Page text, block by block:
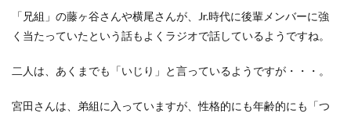
「兄組」の藤ヶ谷さんや横尾さんが、Jr.時代に後輩メンバーに強
く当たっていたという話もよくラジオで話しているようですね。
二人は、あくまでも「いじり」と言っているようですが・・・。
宮田さんは、弟組に入っていますが、性格的にも年齢的にも「つ